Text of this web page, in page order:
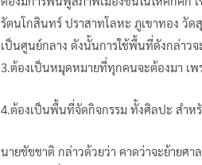
รัตนโกสินทร์ ปราสาทโลหะ ภูเขาทอง วั
เป็นศูนย์กลาง ดังนั้นการใช้พื้นที่ดังกล่าว
3.ต้องเป็นหมุดหมายที่ทุกคนจะต้องมา เ
4.ต้องเป็นพื้นที่จัดกิจกรรม ทั้งศิลปะ สำห
นายชัชชาติ กล่าวด้วยว่า คาดว่าจะย้ายศ